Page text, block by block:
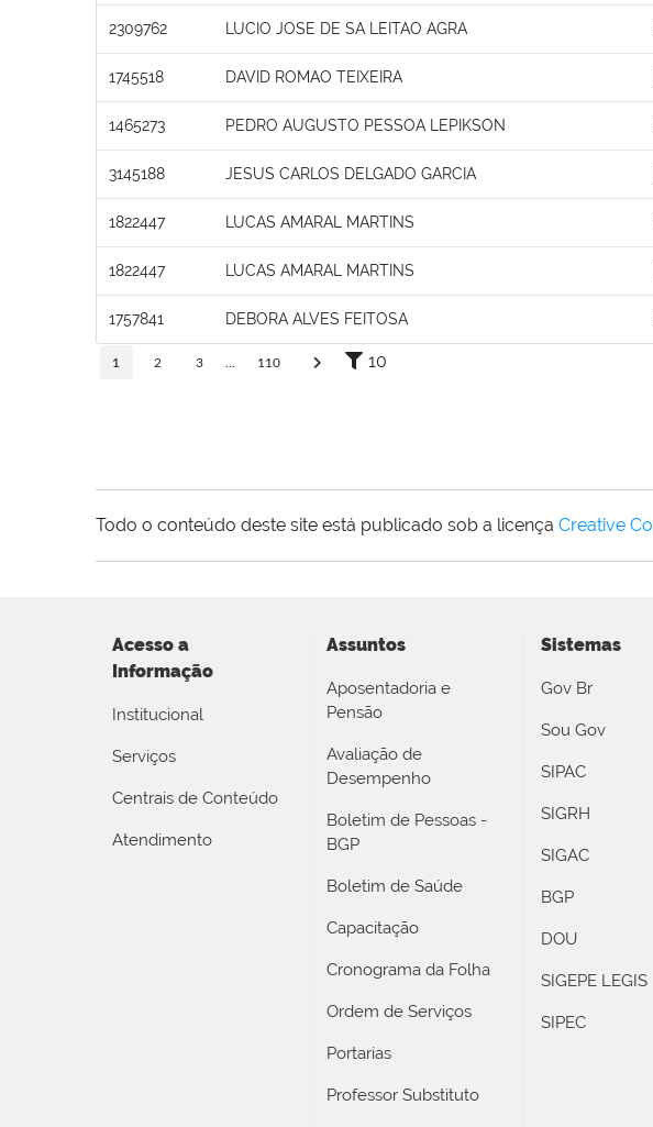
2309762 LUCIO JOSE DE SA LEITAO AGRA
1745518 DAVID ROMAO TEIXEIRA
1465273 PEDRO AUGUSTO PESSOA LEPIKSON
3145188 JESUS CARLOS DELGADO GARCIA
1822447 LUCAS AMARAL MARTINS
1822447 LUCAS AMARAL MARTINS
1757841 DEBORA ALVES FEITOSA
1 2 3 110 10
Todo o conteúdo deste site está publicado sob a licença Creative
Acesso a
Informação
Institucional
Serviços
Centrais de Conteúdo
Atendimento
Assuntos
Aposentadoria e
Pensão
Avaliação de
Desempenho
Boletim de Pessoas -
BGP
Boletim de Saúde
Capacitação
Cronograma da Folha
Ordem de Serviços
Portarias
Professor Substituto
Sistemas
Gov Br
Sou Gov
SIPAC
SIGRH
SIGAC
BGP
DOU
SIGEPE LEGIS
SIPEC